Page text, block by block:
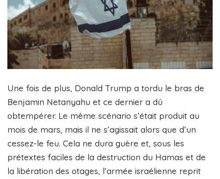
Une fois de plus, Donald Trump a tordu le bras de
Benjamin Netanyahu et ce dernier a dû
obtempérer. Le même scénario s’était produit au
mois de mars, mais il ne s’agissait alors que d’un
cessez-le feu. Cela ne dura guère et, sous les
prétextes faciles de la destruction du Hamas et de
la libération des otages, l’armée israélienne reprit